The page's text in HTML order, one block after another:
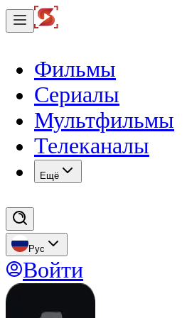
Фильмы
Сериалы
Мультфильмы
Телеканалы
Eщё
Рус
Войти